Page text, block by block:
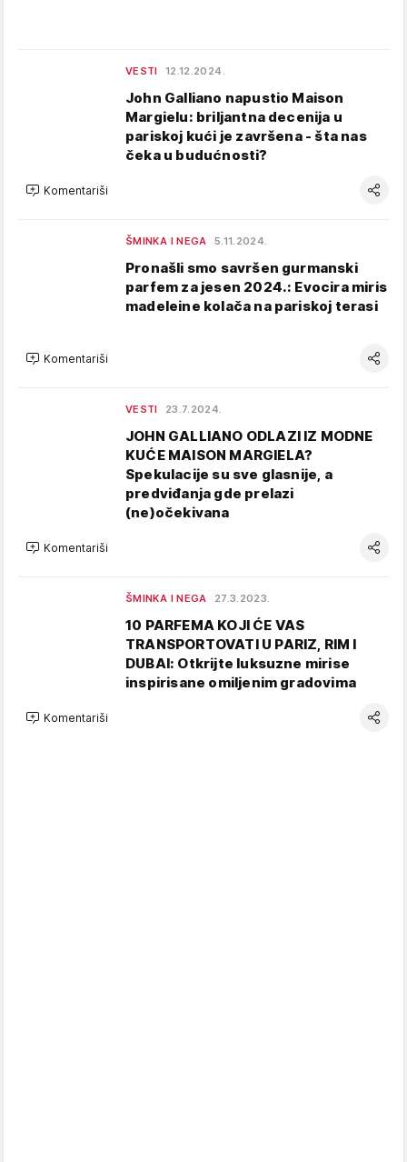
VESTI 12.12.2024.
John Galliano napustio Maison
Margielu: briljantna decenija u
pariskoj kući je završena - šta nas
čeka u budućnosti?
Komentariši
ŠMINKA I NEGA 5.11.2024.
Pronašli smo savršen gurmanski
parfem za jesen 2024.: Evocira miris
madeleine kolača na pariskoj terasi
Komentariši
VESTI 23.7.2024.
JOHN GALLIANO ODLAZI IZ MODNE
KUĆE MAISON MARGIELA?
Spekulacije su sve glasnije, a
predviđanja gde prelazi
(ne)očekivana
Komentariši
ŠMINKA I NEGA 27.3.2023.
10 PARFEMA KOJI ĆE VAS
TRANSPORTOVATI U PARIZ, RIM I
DUBAI: Otkrijte luksuzne mirise
inspirisane omiljenim gradovima
Komentariši